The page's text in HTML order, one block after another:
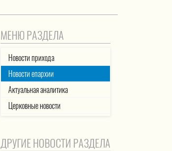
МЕНЮ РАЗДЕЛА
Новости прихода
Новости епархии
Актуальная аналитика
Церковные новости
ДРУГИЕ НОВОСТИ РАЗДЕЛА